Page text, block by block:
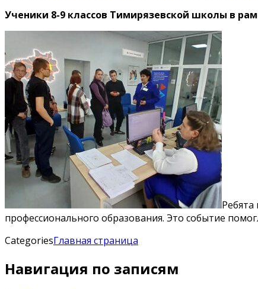
Ученики 8-9 классов Тимирязевской школы в
профессионального образования. Это событие
CategoriesГлавная страница
Навигация по записям